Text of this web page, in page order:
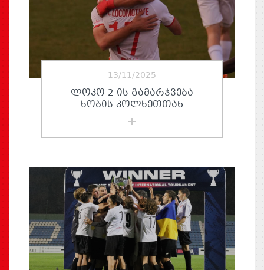
13/11/2025
ᲚᲝᲙᲝ 2-ᲘᲡ ᲒᲐᲛᲐᲠᲯᲕᲔᲑᲐ
ᲮᲝᲑᲘᲡ ᲙᲝᲚᲮᲔᲗᲗᲐᲜ